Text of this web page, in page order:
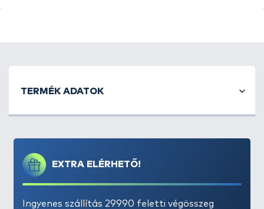
EXTRA ELÉRHETŐ!
Ingyenes szállítás 29990 feletti végösszeg
TERMÉK ADATOK